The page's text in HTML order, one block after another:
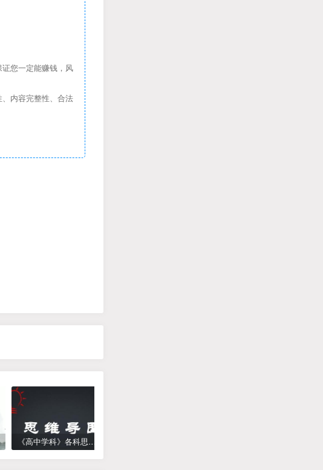
您一定能赚钱，风
内容完整性、合法
《高中学科》各科思维导图